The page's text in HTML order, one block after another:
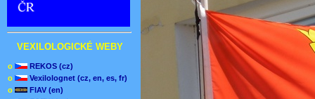
VEXILOLOGICKÉ WEBY
o
REKOS (cz)
o
Vexilolognet (cz, en, es, fr)
o
FIAV (en)